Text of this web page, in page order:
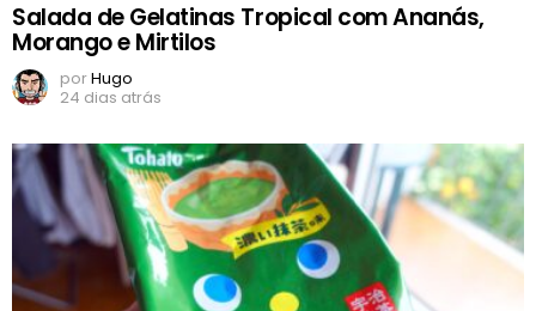
Salada de Gelatinas Tropical com Ananás,
Morango e Mirtilos
porHugo
24 dias atrás